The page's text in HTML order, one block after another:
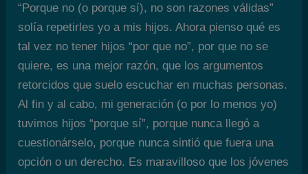
“Porque no (o porque sí), no son razones válidas”
solía repetirles yo a mis hijos. Ahora pienso qué es
tal vez no tener hijos “por que no”, por que no se
quiere, es una mejor razón, que los argumentos
retorcidos que suelo escuchar en muchas personas.
Al fin y al cabo, mi generación (o por lo menos yo)
tuvimos hijos “porque sí”, porque nunca llegó a
cuestionárselo, porque nunca sintió que fuera una
opción o un derecho. Es maravilloso que los jóvenes